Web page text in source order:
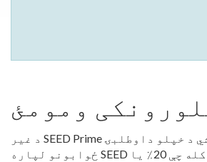
ومومئ
د غیر SEED Prime پلورونکي کولی شي د خپلو داوطلبۍ
ځوابونو لپاره SEED هڅونې ترلاسه کړي کله چې 20٪ یا